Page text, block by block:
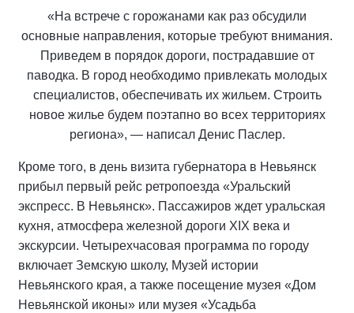
«На встрече с горожанами как раз обсудили
основные направления, которые требуют внимания.
Приведем в порядок дороги, пострадавшие от
паводка. В город необходимо привлекать молодых
специалистов, обеспечивать их жильем. Строить
новое жилье будем поэтапно во всех территориях
региона», — написал Денис Паслер.
Кроме того, в день визита губернатора в Невьянск
прибыл первый рейс ретропоезда «Уральский
экспресс. В Невьянск». Пассажиров ждет уральская
кухня, атмосфера железной дороги XIX века и
экскурсии. Четырехчасовая программа по городу
включает Земскую школу, Музей истории
Невьянского края, а также посещение музея «Дом
Невьянской иконы» или музея «Усадьба